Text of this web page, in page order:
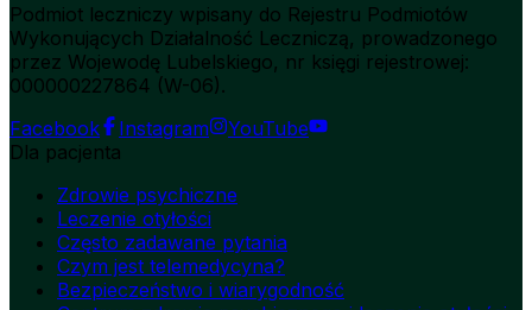
Podmiot leczniczy wpisany do Rejestru Podmiotów
Wykonujących Działalność Leczniczą, prowadzonego
przez Wojewodę Lubelskiego, nr księgi rejestrowej:
000000227864 (W-06).
Facebook
Instagram
YouTube
Dla pacjenta
Zdrowie psychiczne
Leczenie otyłości
Często zadawane pytania
Czym jest telemedycyna?
Bezpieczeństwo i wiarygodność